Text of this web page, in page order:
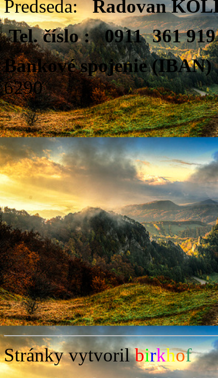
Predseda:Radovan
Tel. číslo : 0911 361 919
Bankové spojenie (IBAN)
6290
Stránky vytvorilbirkhof